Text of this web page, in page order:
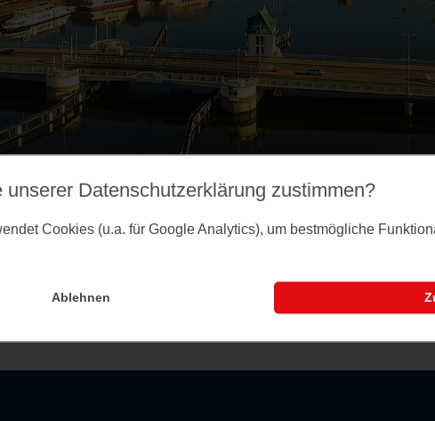
können Sie dem Merkzettel
unserer Datenschutz­erklärung zustimmen?
Cookies (u.a. für Google Analytics), um bestmögliche
Ablehnen